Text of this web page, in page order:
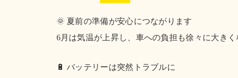
🌞 夏前の準備が安心につながります
6月は気温が上昇し、車への負担も徐々に大きく
🔋 バッテリーは突然トラブルに